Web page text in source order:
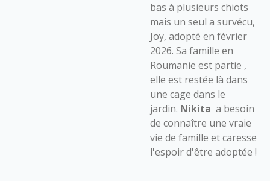
bas à plusieurs chiots
mais un seul a survécu,
Joy, adopté en février
2026. Sa famille en
Roumanie est partie ,
elle est restée là dans
une cage dans le
jardin. Nikita a besoin
de connaître une vraie
vie de famille et caresse
l'espoir d'être adoptée !